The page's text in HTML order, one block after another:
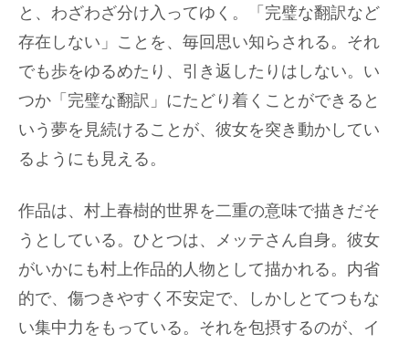
と、わざわざ分け入ってゆく。「完璧な翻訳など
存在しない」ことを、毎回思い知らされる。それ
でも歩をゆるめたり、引き返したりはしない。い
つか「完璧な翻訳」にたどり着くことができると
いう夢を見続けることが、彼女を突き動かしてい
るようにも見える。
作品は、村上春樹的世界を二重の意味で描きだそ
うとしている。ひとつは、メッテさん自身。彼女
がいかにも村上作品的人物として描かれる。内省
的で、傷つきやすく不安定で、しかしとてつもな
い集中力をもっている。それを包摂するのが、イ